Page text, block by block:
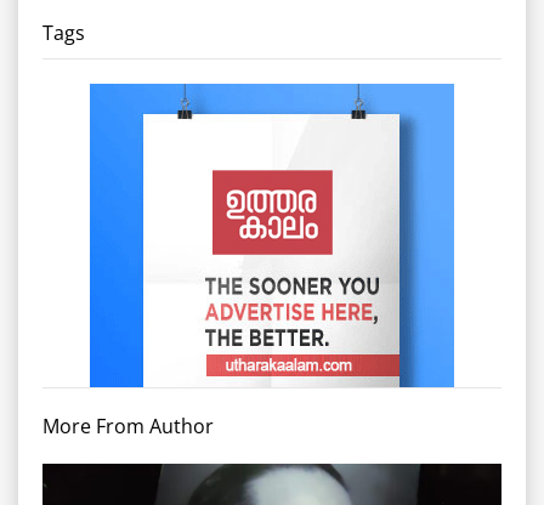
Tags
More From Author